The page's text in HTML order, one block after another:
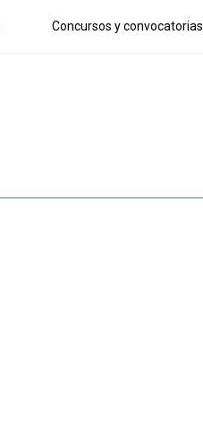
Concursos y convocatorias